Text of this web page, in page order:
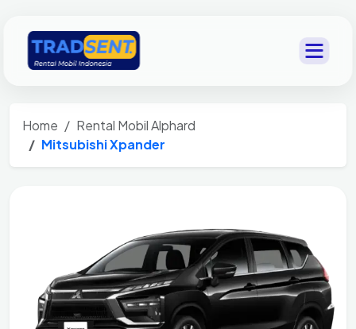
Home
Rental Mobil Alphard
Mitsubishi Xpander